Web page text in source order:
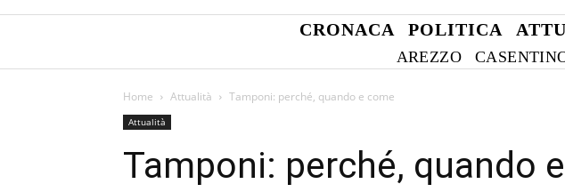
CRONACA POLITICA
AREZZO
Home Attualità Tamponi: perché, quando e come
Attualità
Tamponi: perché, quando